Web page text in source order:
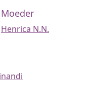
Moeder
Henrica N.N.